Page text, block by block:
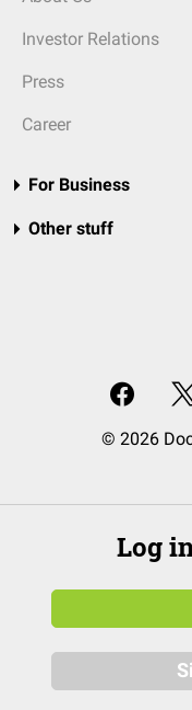
Investor Relations
Press
Career
For Business
Other stuff
© 2026
Log